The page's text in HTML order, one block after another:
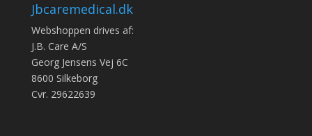
Jbcaremedical.dk
Webshoppen drives af:
J.B. Care A/S
Georg Jensens Vej 6C
8600 Silkeborg
Cvr. 29622639